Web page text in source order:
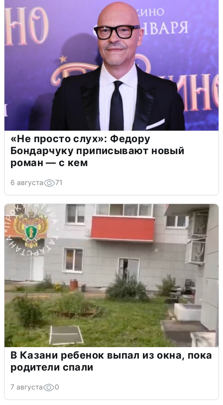
«Не просто слух»: Федору
Бондарчуку приписывают новый
роман — с кем
6 августа 71
В Казани ребенок выпал из окна, пока
родители спали
7 августа 0